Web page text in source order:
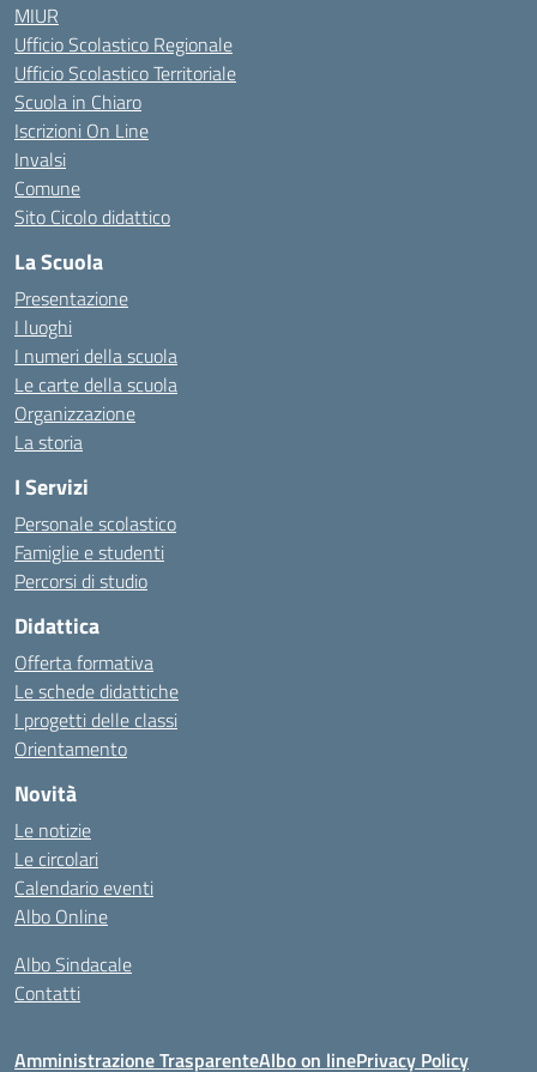
MIUR
Ufficio Scolastico Regionale
Ufficio Scolastico Territoriale
Scuola in Chiaro
Iscrizioni On Line
Invalsi
Comune
Sito Cicolo didattico
La Scuola
Presentazione
I luoghi
I numeri della scuola
Le carte della scuola
Organizzazione
La storia
I Servizi
Personale scolastico
Famiglie e studenti
Percorsi di studio
Didattica
Offerta formativa
Le schede didattiche
I progetti delle classi
Orientamento
Novità
Le notizie
Le circolari
Calendario eventi
Albo Online
Albo Sindacale
Contatti
Amministrazione TrasparenteAlbo on linePrivacy Policy